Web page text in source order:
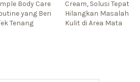
Body Care
yang Beri
Tenang
Cream, Solusi Tepat
Hilangkan Masalah
Kulit di Area Mata